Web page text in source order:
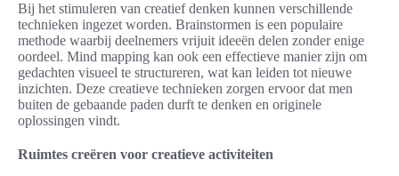
Bij het stimuleren van creatief denken kunnen verschillende
technieken ingezet worden. Brainstormen is een populaire
methode waarbij deelnemers vrijuit ideeën delen zonder enige
oordeel. Mind mapping kan ook een effectieve manier zijn om
gedachten visueel te structureren, wat kan leiden tot nieuwe
inzichten. Deze creatieve technieken zorgen ervoor dat men
buiten de gebaande paden durft te denken en originele
oplossingen vindt.
Ruimtes creëren voor creatieve activiteiten